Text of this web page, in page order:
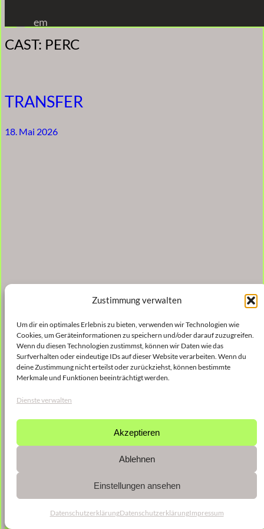
Zustimmung verwalten
Um dir ein optimales Erlebnis zu bieten, verwenden wir Technologien wie
Cookies, um Geräteinformationen zu speichern und/oder darauf zuzugreifen.
Wenn du diesen Technologien zustimmst, können wir Daten wie das
Surfverhalten oder eindeutige IDs auf dieser Website verarbeiten. Wenn du
deine Zustimmung nicht erteilst oder zurückziehst, können bestimmte
Merkmale und Funktionen beeinträchtigt werden.
Dienste verwalten
Akzeptieren
Ablehnen
Einstellungen ansehen
DatenschutzerklärungDatenschutzerklärungImpressum
Inhalt
springen
em
CAST: PERC
TRANSFER
18. Mai 2026